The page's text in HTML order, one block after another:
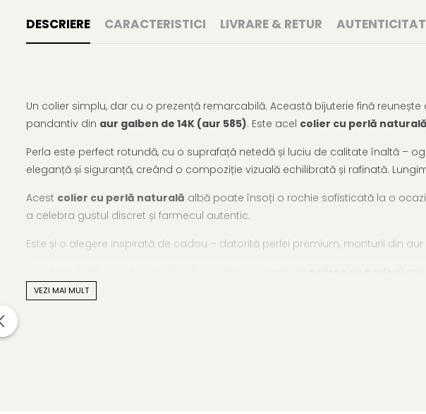
DESCRIERE CARACTERISTICI LIVRARE & RETUR
Un colier simplu, dar cu o prezență remarcabilă. Această bijuterie fină reunește
pandantiv din aur galben de 14K (aur 585). Este acel colier cu perlă naturală
Perla este perfect rotundă, cu o suprafață netedă și luciu de calitate înaltă –
eleganță și siguranță, creând o compoziție vizuală echilibrată și rafinată.
Acest colier cu perlă naturală albă poate însoți o rochie sofisticată la o
a celebra gustul discret și farmecul autentic.
Este și o alegere inspirată de cadou – datorită perlei premium, monturii din
Caracteristici tehnice
VEZI MAI MULT